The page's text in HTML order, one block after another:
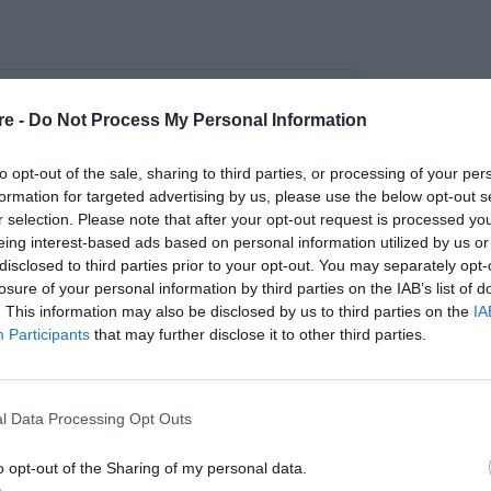
- Do Not Process My Personal Information
opt-out of the sale, sharing to third parties, or processing of your
for targeted advertising by us, please use the below opt-out
selection. Please note that after your opt-out request is processed
interest-based ads based on personal information utilized by us
to third parties prior to your opt-out. You may separately
of your personal information by third parties on the IAB’s list of
This information may also be disclosed by us to third parties on the
Participants that may further disclose it to other third parties.
Data Processing Opt Outs
opt-out of the Sharing of my personal data.
μας
on Google
στα περίπτερα με εξώφυλλο την Πάμελα
πιο επιθυμητή γυναίκα του πλανήτη στη
έχει ζήσει πολλές ζωές έκτοτε και ζει
στο ταλέντο της και μακριά από